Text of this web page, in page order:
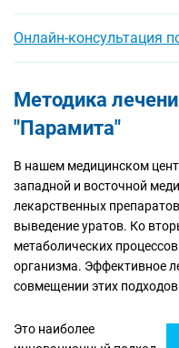
Онлайн-консультация
Методика
"Парамита"
В нашем медицинском
западной и восточной
лекарственных
выведение уратов. Ко
метаболических
организма. Эффективное
совмещении этих
Это наиболее